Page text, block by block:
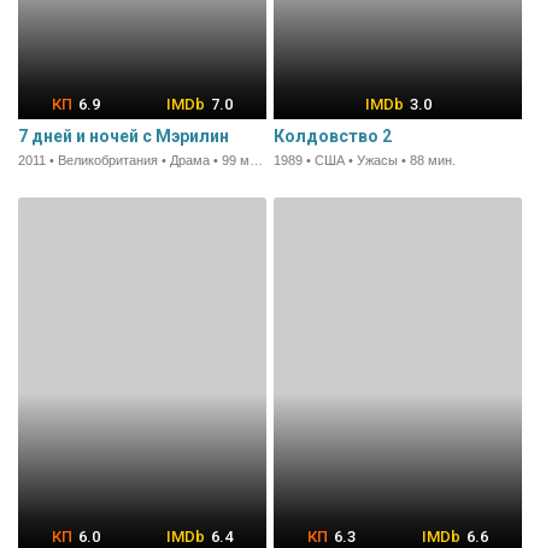
6.9 7.0
7 дней и ночей с Мэрилин
3.0
Колдовство 2
1989 • США • Ужасы • 88 мин.
6.0 6.4 6.3 6.6